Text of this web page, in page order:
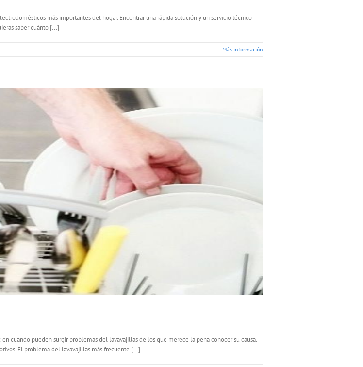
más importantes del hogar. Encontrar una rápida solución y un servicio técnico
saber cuánto [...]
Más información
cuando pueden surgir problemas del lavavajillas de los que merece la pena conocer su causa.
El problema del lavavajillas más frecuente [...]